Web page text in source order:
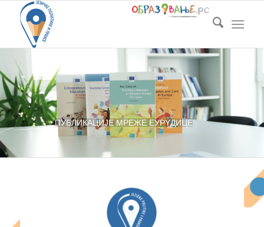
ПУБЛИКАЦИЈЕ МРЕЖЕ ЕУРYДИЦЕ